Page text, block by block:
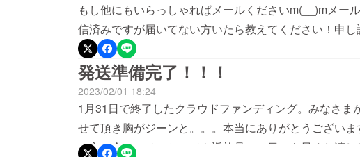
もし他にもいらっしゃればメールくださいm(__)mメー
信済みですが届いてない方いたら教えてください！申し
発送準備完了！！！
2023/02/01 18:24
1月31日で終了したクラウドファンディング。みなさま
せて頂き胸がジーンと。。。本当にありがとうござい
の方、全てにメッセージや返礼品、１日でも早くお渡